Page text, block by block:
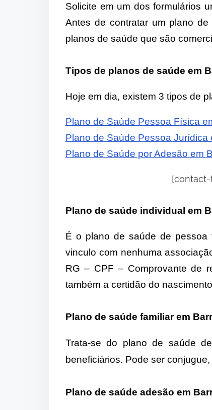
Solicite em um dos formulários
Antes de contratar um plano
planos de saúde que são
Tipos de planos de saúde em
Hoje em dia, existem 3 tipos de
Plano de Saúde Pessoa Física
Plano de Saúde Pessoa Jurídica
Plano de Saúde por Adesão em
[contact-
Plano de saúde individual em
É o plano de saúde de pessoa
vinculo com nenhuma
RG – CPF – Comprovante de
também a certidão do
Plano de saúde familiar em
Trata-se do plano de saúde
beneficiários. Pode ser
Plano de saúde adesão em